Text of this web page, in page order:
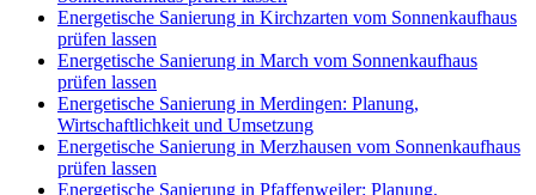
Energetische Sanierung in Kirchzarten vom Sonnenkaufhaus
prüfen lassen
Energetische Sanierung in March vom Sonnenkaufhaus
prüfen lassen
Energetische Sanierung in Merdingen: Planung,
Wirtschaftlichkeit und Umsetzung
Energetische Sanierung in Merzhausen vom Sonnenkaufhaus
prüfen lassen
Energetische Sanierung in Pfaffenweiler: Planung,